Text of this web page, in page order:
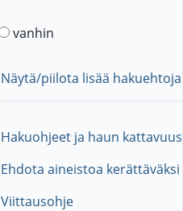
vanhin
Näytä/piilota lisää hakuehtoja
Hakuohjeet ja haun kattavuus
Ehdota aineistoa kerättäväksi
Viittausohje